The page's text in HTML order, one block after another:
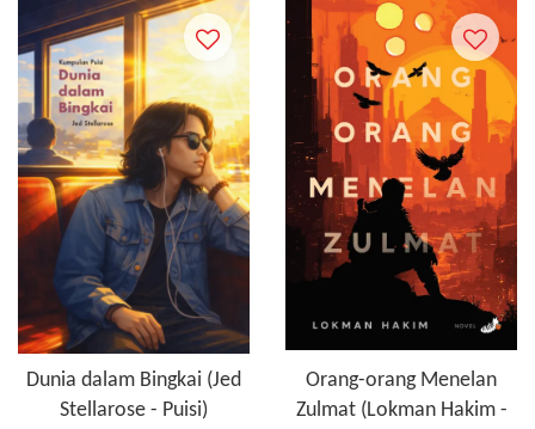
Dunia dalam Bingkai (Jed
Stellarose - Puisi)
Orang-orang Menelan
Zulmat (Lokman Hakim -